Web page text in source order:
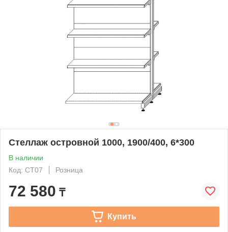
Стеллаж островной 1000, 1900/400, 6*300
В наличии
Код: СТ07
Розница
72 580 ₸
Купить